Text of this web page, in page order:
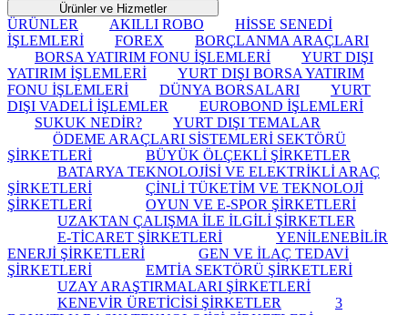
Ürünler ve Hizmetler
ÜRÜNLER AKILLI ROBO
HİSSE SENEDİ
İŞLEMLERİ
FOREX
BORÇLANMA ARAÇLARI
BORSA YATIRIM FONU İŞLEMLERİ
YURT DIŞI
YATIRIM İŞLEMLERİ
YURT DIŞI BORSA YATIRIM
FONU İŞLEMLERİ
DÜNYA BORSALARI
YURT
DIŞI VADELİ İŞLEMLER
EUROBOND İŞLEMLERİ
SUKUK NEDİR?
YURT DIŞI TEMALAR
ÖDEME ARAÇLARI SİSTEMLERİ SEKTÖRÜ
ŞİRKETLERİ
BÜYÜK ÖLÇEKLİ ŞİRKETLER
BATARYA TEKNOLOJİSİ VE ELEKTRİKLİ ARAÇ
ŞİRKETLERİ
ÇİNLİ TÜKETİM VE TEKNOLOJİ
ŞİRKETLERİ
OYUN VE E-SPOR ŞİRKETLERİ
UZAKTAN ÇALIŞMA İLE İLGİLİ ŞİRKETLER
E-TİCARET ŞİRKETLERİ
YENİLENEBİLİR
ENERJİ ŞİRKETLERİ
GEN VE İLAÇ TEDAVİ
ŞİRKETLERİ
EMTİA SEKTÖRÜ ŞİRKETLERİ
UZAY ARAŞTIRMALARI ŞİRKETLERİ
KENEVİR ÜRETİCİSİ ŞİRKETLER
3